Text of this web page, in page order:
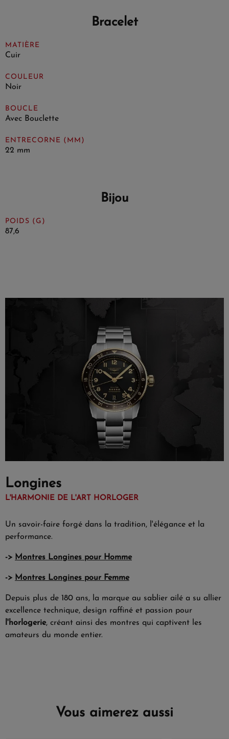
Bracelet
MATIÈRE
Cuir
COULEUR
Noir
BOUCLE
Avec Bouclette
ENTRECORNE (MM)
22 mm
Bijou
POIDS (G)
87,6
Longines
L'HARMONIE DE L'ART HORLOGER
Un savoir-faire forgé dans la tradition, l'élégance et la
performance.
-> Montres Longines pour Homme
-> Montres Longines pour Femme
Depuis plus de 180 ans, la marque au sablier ailé a su allier
excellence technique, design raffiné et passion pour
l'horlogerie, créant ainsi des montres qui captivent les
amateurs du monde entier.
Vous aimerez aussi